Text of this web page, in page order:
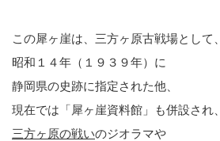
この犀ヶ崖は、三方ヶ原古戦場として、
昭和１４年（１９３９年）に
静岡県の史跡に指定された他、
現在では「犀ヶ崖資料館」も併設され、
三方ヶ原の戦いのジオラマや